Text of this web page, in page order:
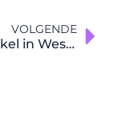
VOLGENDE
Tegelwinkel in West-Vlaanderen als creatieve partner voor interieurprofessionals